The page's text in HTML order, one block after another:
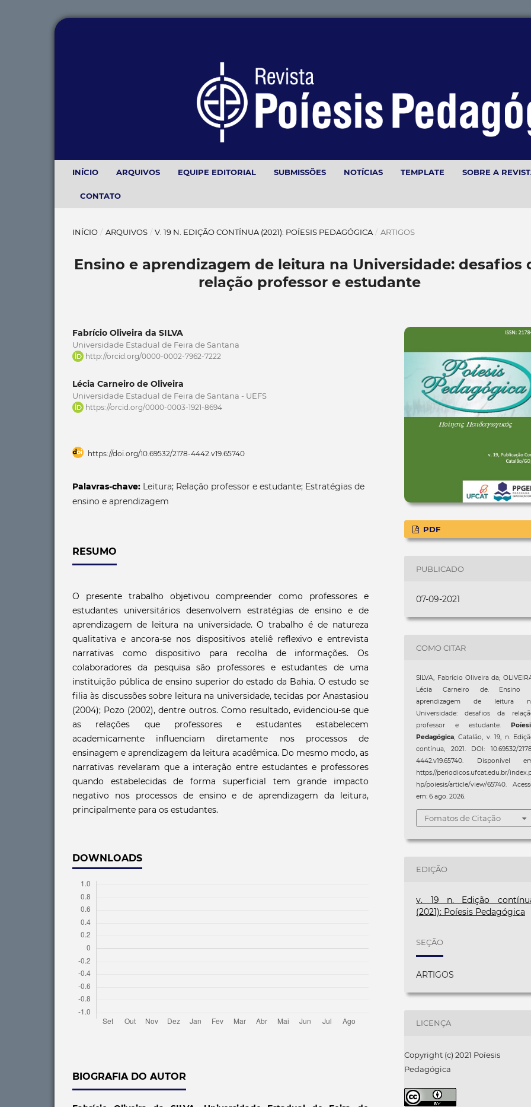
INÍCIO ARQUIVOS EQUIPE EDITORIAL SUBMISSÕES NOTÍCIAS TEMPLATE SOBRE A
CONTATO
INÍCIO / ARQUIVOS / V. 19 N. EDIÇÃO CONTÍNUA (2021): POÍESIS PEDAGÓGICA / ARTIGOS
Ensino e aprendizagem de leitura na Universidade: desafios
relação professor e estudante
Fabrício Oliveira da SILVA
Universidade Estadual de Feira de Santana
http://orcid.org/0000-0002-7962-7222
Lécia Carneiro de Oliveira
Universidade Estadual de Feira de Santana - UEFS
https://orcid.org/0000-0003-1921-8694
https://doi.org/10.69532/2178-4442.v19.65740
Palavras-chave: Leitura; Relação professor e estudante; Estratégias de
ensino e aprendizagem
RESUMO
O presente trabalho objetivou compreender como professores e
estudantes universitários desenvolvem estratégias de ensino e de
aprendizagem de leitura na universidade. O trabalho é de natureza
qualitativa e ancora-se nos dispositivos ateliê reflexivo e entrevista
narrativas como dispositivo para recolha de informações. Os
colaboradores da pesquisa são professores e estudantes de uma
instituição pública de ensino superior do estado da Bahia. O estudo se
filia às discussões sobre leitura na universidade, tecidas por Anastasiou
(2004); Pozo (2002), dentre outros. Como resultado, evidenciou-se que
as relações que professores e estudantes estabelecem
academicamente influenciam diretamente nos processos de
ensinagem e aprendizagem da leitura acadêmica. Do mesmo modo, as
narrativas revelaram que a interação entre estudantes e professores
quando estabelecidas de forma superficial tem grande impacto
negativo nos processos de ensino e de aprendizagem da leitura,
principalmente para os estudantes.
DOWNLOADS
BIOGRAFIA DO AUTOR
PDF
PUBLICADO
07-09-2021
COMO CITAR
SILVA, Fabrício Oliveira da;
Lécia Carneiro de. Ensino
aprendizagem de leitura
Universidade: desafios da
professor e estudante.
Pedagógica, Catalão, v. 19, n.
contínua, 2021. DOI: 10.69532/
4442.v19.65740. Disponível
https://periodicos.ufcat.edu.br/
hp/poiesis/article/view/65740.
em: 6 ago. 2026.
Fomatos de Citação
EDIÇÃO
v. 19 n. Edição
(2021): Poíesis Pedagógica
SEÇÃO
ARTIGOS
LICENÇA
Copyright (c) 2021 Poíesis
Pedagógica